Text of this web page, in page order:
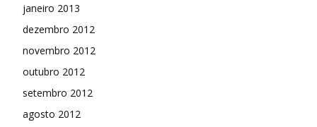
janeiro 2013
dezembro 2012
novembro 2012
outubro 2012
setembro 2012
agosto 2012